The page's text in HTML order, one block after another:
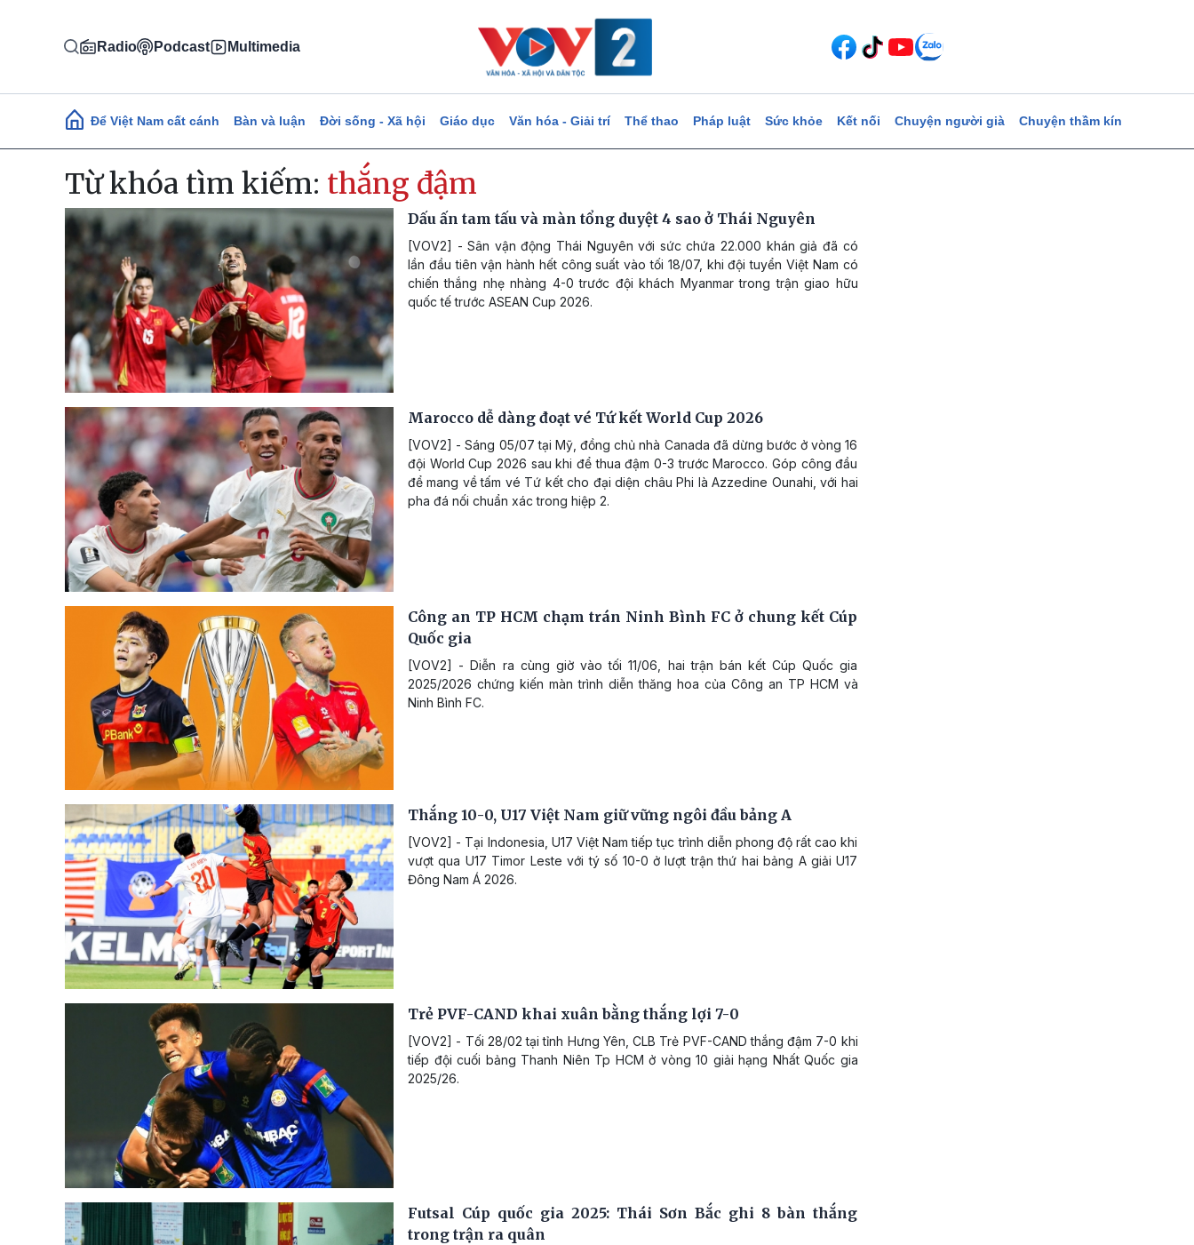
Radio Podcast Multimedia
Main navigation
Để Việt Nam cất cánh Bàn và luận Đời sống - Xã hội Giáo dục Văn hóa - Giải trí Thể thao Pháp luật Sức khỏe Kết nối Chuyện người già Chuyện thầm kín
Từ khóa tìm kiếm: thắng đậm
Dấu ấn tam tấu và màn tổng duyệt 4 sao ở Thái Nguyên
[VOV2] - Sân vận động Thái Nguyên với sức chứa 22.000 khán giả đã có
lần đầu tiên vận hành hết công suất vào tối 18/07, khi đội tuyển Việt Nam có
chiến thắng nhẹ nhàng 4-0 trước đội khách Myanmar trong trận giao hữu
quốc tế trước ASEAN Cup 2026.
Marocco dễ dàng đoạt vé Tứ kết World Cup 2026
[VOV2] - Sáng 05/07 tại Mỹ, đồng chủ nhà Canada đã dừng bước ở vòng 16
đội World Cup 2026 sau khi để thua đậm 0-3 trước Marocco. Góp công đầu
để mang về tấm vé Tứ kết cho đại diện châu Phi là Azzedine Ounahi, với hai
pha đá nối chuẩn xác trong hiệp 2.
Công an TP HCM chạm trán Ninh Bình FC ở chung kết Cúp
Quốc gia
[VOV2] - Diễn ra cùng giờ vào tối 11/06, hai trận bán kết Cúp Quốc gia
2025/2026 chứng kiến màn trình diễn thăng hoa của Công an TP HCM và
Ninh Bình FC.
Thắng 10-0, U17 Việt Nam giữ vững ngôi đầu bảng A
[VOV2] - Tại Indonesia, U17 Việt Nam tiếp tục trình diễn phong độ rất cao khi
vượt qua U17 Timor Leste với tý số 10-0 ở lượt trận thứ hai bảng A giải U17
Đông Nam Á 2026.
Trẻ PVF-CAND khai xuân bằng thắng lợi 7-0
[VOV2] - Tối 28/02 tại tỉnh Hưng Yên, CLB Trẻ PVF-CAND thắng đậm 7-0 khi
tiếp đội cuối bảng Thanh Niên Tp HCM ở vòng 10 giải hạng Nhất Quốc gia
2025/26.
Futsal Cúp quốc gia 2025: Thái Sơn Bắc ghi 8 bàn thắng
trong trận ra quân